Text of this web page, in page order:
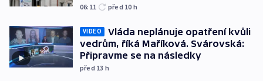
06:11 před 10 h
VIDEO
Vláda neplánuje opatření kvůli
vedrům, říká Maříková. Svárovská:
Připravme se na následky
před 13 h